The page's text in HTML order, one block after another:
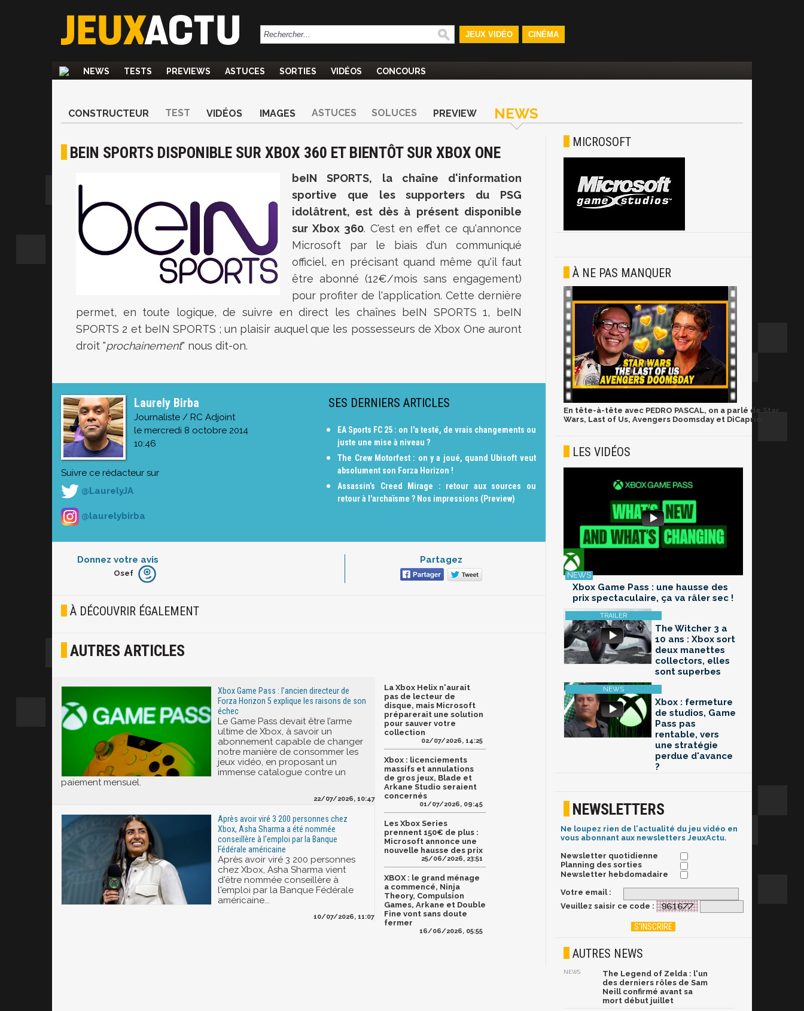
JEUX VIDÉO CINÉMA
NEWS TESTS PREVIEWS ASTUCES SORTIES VIDÉOS CONCOURS
CONSTRUCTEUR TEST VIDÉOS IMAGES ASTUCES SOLUCES PREVIEW NEWS
BEIN SPORTS DISPONIBLE SUR XBOX 360 ET BIENTÔT SUR XBOX ONE
beIN SPORTS, la chaîne d'information
sportive que les supporters du PSG
idolâtrent, est dès à présent disponible
sur Xbox 360. C'est en effet ce qu'annonce
Microsoft par le biais d'un communiqué
officiel, en précisant quand même qu'il faut
être abonné (12€/mois sans engagement)
pour profiter de l'application. Cette dernière
permet, en toute logique, de suivre en direct les chaînes beIN SPORTS 1, beIN
SPORTS 2 et beIN SPORTS ; un plaisir auquel que les possesseurs de Xbox One auront
droit "prochainement" nous dit-on.
Laurely Birba
Journaliste / RC Adjoint
le mercredi 8 octobre 2014
10:46
Suivre ce rédacteur sur
@LaurelyJA
@laurelybirba
SES DERNIERS ARTICLES
EA Sports FC 25 : on l'a testé, de vrais changements ou
juste une mise à niveau ?
The Crew Motorfest : on y a joué, quand Ubisoft veut
absolument son Forza Horizon !
Assassin’s Creed Mirage : retour aux sources ou
retour à l'archaïsme ? Nos impressions (Preview)
Donnez votre avis
Furieux
Joyeux
Osef
Partagez
À DÉCOUVRIR ÉGALEMENT
AUTRES ARTICLES
Xbox Game Pass : l’ancien directeur de
Forza Horizon 5 explique les raisons de son
échec
Le Game Pass devait être l’arme
ultime de Xbox, à savoir un
abonnement capable de changer
notre manière de consommer les
jeux vidéo, en proposant un
immense catalogue contre un
paiement mensuel.
22/07/2026, 10:47
Après avoir viré 3 200 personnes chez
Xbox, Asha Sharma a été nommée
conseillère à l'emploi par la Banque
Fédérale américaine
Après avoir viré 3 200 personnes
chez Xbox, Asha Sharma vient
d'être nommée conseillère à
l'emploi par la Banque Fédérale
américaine...
10/07/2026, 11:07
La Xbox Helix n'aurait
pas de lecteur de
disque, mais Microsoft
préparerait une solution
pour sauver votre
collection
02/07/2026, 14:25
Xbox : licenciements
massifs et annulations
de gros jeux, Blade et
Arkane Studio seraient
concernés
01/07/2026, 09:45
Les Xbox Series
prennent 150€ de plus :
Microsoft annonce une
nouvelle hausse des prix
25/06/2026, 23:51
XBOX : le grand ménage
a commencé, Ninja
Theory, Compulsion
Games, Arkane et Double
Fine vont sans doute
fermer
16/06/2026, 05:55
MICROSOFT
À NE PAS MANQUER
En tête-à-tête avec PEDRO PASCAL, on a parlé de Star
Wars, Last of Us, Avengers Doomsday et DiCaprio
LES VIDÉOS
Xbox Game Pass : une hausse des
prix spectaculaire, ça va râler sec !
The Witcher 3 a
10 ans : Xbox sort
deux manettes
collectors, elles
sont superbes
Xbox : fermeture
de studios, Game
Pass pas
rentable, vers
une stratégie
perdue d'avance
?
NEWSLETTERS
Ne loupez rien de l'actualité du jeu vidéo en
vous abonnant aux newsletters JeuxActu.
Newsletter quotidienne
Planning des sorties
Newsletter hebdomadaire
Votre email :
Veuillez saisir ce code :
AUTRES NEWS
NEWS
The Legend of Zelda : l'un
des derniers rôles de Sam
Neill confirmé avant sa
mort début juillet